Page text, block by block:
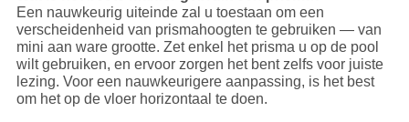
Een nauwkeurig uiteinde zal u toestaan om een
verscheidenheid van prismahoogten te gebruiken — van
mini aan ware grootte. Zet enkel het prisma u op de pool
wilt gebruiken, en ervoor zorgen het bent zelfs voor juiste
lezing. Voor een nauwkeurigere aanpassing, is het best
om het op de vloer horizontaal te doen.